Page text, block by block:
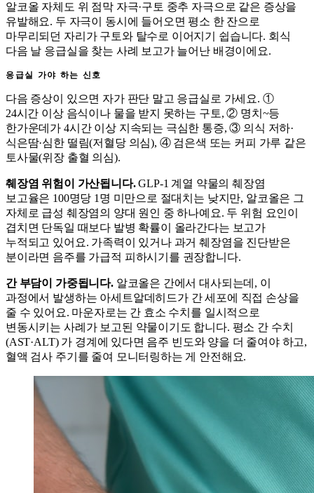
알코올 자체도 위 점막 자극·구토 중추 자극으로 같은 증상을
유발해요. 두 자극이 동시에 들어오면 평소 한 잔으로
마무리되던 자리가 구토와 탈수로 이어지기 쉽습니다. 회식
다음 날 응급실을 찾는 사례 보고가 늘어난 배경이에요.
응급실 가야 하는 신호
다음 증상이 있으면 자가 판단 말고 응급실로 가세요. ①
24시간 이상 음식이나 물을 받지 못하는 구토, ② 명치~등
한가운데가 4시간 이상 지속되는 극심한 통증, ③ 의식 저하·
식은땀·심한 떨림(저혈당 의심), ④ 검은색 또는 커피 가루 같은
토사물(위장 출혈 의심).
췌장염 위험이 가산됩니다.GLP-1 계열 약물의 췌장염
보고율은 100명당 1명 미만으로 절대치는 낮지만, 알코올은 그
자체로 급성 췌장염의 양대 원인 중 하나예요. 두 위험 요인이
겹치면 단독일 때보다 발병 확률이 올라간다는 보고가
누적되고 있어요. 가족력이 있거나 과거 췌장염을 진단받은
분이라면 음주를 가급적 피하시기를 권장합니다.
간 부담이 가중됩니다.알코올은 간에서 대사되는데, 이
과정에서 발생하는 아세트알데히드가 간 세포에 직접 손상을
줄 수 있어요. 마운자로는 간 효소 수치를 일시적으로
변동시키는 사례가 보고된 약물이기도 합니다. 평소 간 수치
(AST·ALT) 가 경계에 있다면 음주 빈도와 양을 더 줄여야 하고,
혈액 검사 주기를 줄여 모니터링하는 게 안전해요.